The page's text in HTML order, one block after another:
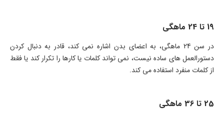
19 تا 24 ماهگی
در سن 24 ماهگی، به اعضای بدن اشاره نمی کند، قادر به دنبال کردن
دستورالعمل های ساده نیست، نمی تواند کلمات یا کارها را تکرار کند یا فقط
از کلمات منفرد استفاده می کند.
25 تا 36 ماهگی